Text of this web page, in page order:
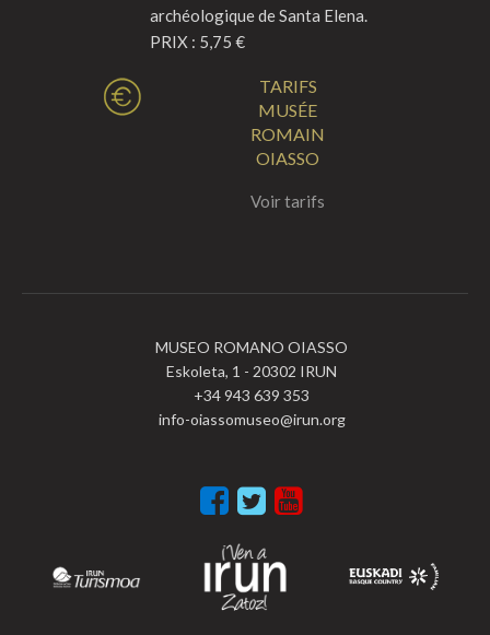
archéologique de Santa Elena.
PRIX : 5,75 €
TARIFS
MUSÉE
ROMAIN
OIASSO
Voir tarifs
MUSEO ROMANO OIASSO
Eskoleta, 1 - 20302 IRUN
+34 943 639 353
info-oiassomuseo@irun.org